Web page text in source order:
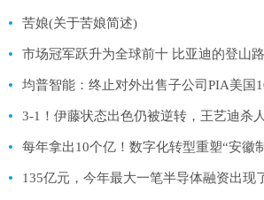
苦娘(关于苦娘简述)
市场冠军跃升为全球前十 比亚迪的登山路
均普智能：终止对外出售子公司PIA美国
每年拿出10个亿！数字化转型重塑“安徽
135亿元，今年最大一笔半导体融资出现